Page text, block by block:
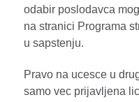
odabir poslodavca
na stranici Programa
u sapstenju.
Pravo na ucesce u
samo vec prijavljena